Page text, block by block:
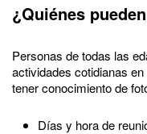
¿Quiénes
Personas de todas las
actividades cotidianas
tener conocimiento de
Días y hora de